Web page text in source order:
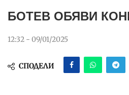
БОТЕВ ОБЯВИ
12:32 - 09/01/2025
СПОДЕЛИ